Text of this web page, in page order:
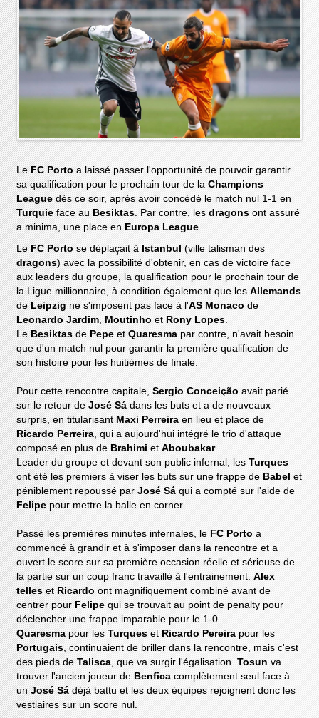
LeFC Porto a laissé passer l'opportunité de pouvoir garantir
sa qualification pour le prochain tour de laChampions
Leaguedès ce soir, après avoir concédé le match nul 1-1 en
Turquieface au Besiktas . Par contre, lesdragons ont assuré
a minima, une place en Europa League
LeFC Porto se déplaçait à Istanbul (ville talisman des
dragons) avec la possibilité d'obtenir, en cas de victoire face
aux leaders du groupe, la qualification pour le prochain tour de
la Ligue millionnaire, à condition également que lesAllemands
deLeipzig ne s'imposent pas face à l'AS Monaco de
Leonardo Jardim
Moutinho et Rony Lopes
LeBesiktas de Pepe etQuaresma par contre, n'avait besoin
que d'un match nul pour garantir la première qualification de
son histoire pour les huitièmes de finale.
Pour cette rencontre capitale,Sergio Conceição avait parié
sur le retour deJosé Sá dans les buts et a de nouveaux
surpris, en titularisant Maxi Perreira en lieu et place de
Ricardo Perreira , qui a aujourd'hui intégré le trio d'attaque
composé en plus de Brahimi etAboubakar.
Leader du groupe et devant son public infernal, lesTurques
ont été les premiers à viser les buts sur une frappe de Babel et
péniblement repoussé parJosé Sá qui a compté sur l'aide de
Felipepour mettre la balle en corner.
Passé les premières minutes infernales, le FC Porto a
commencé à grandir et à s'imposer dans la rencontre et a
ouvert le score sur sa première occasion réelle et sérieuse de
la partie sur un coup franc travaillé à l'entrainement.Alex
telleset Ricardo ont magnifiquement combiné avant de
centrer pour Felipe qui se trouvait au point de penalty pour
déclencher une frappe imparable pour le 1-0.
Quaresma pour lesTurques et Ricardo Pereira pour les
Portugais , continuaient de briller dans la rencontre, mais c'est
des pieds deTalisca , que va surgir l'égalisation.Tosun va
trouver l'ancien joueur de Benfica complètement seul face à
unJosé Sá déjà battu et les deux équipes rejoignent donc les
vestiaires sur un score nul.